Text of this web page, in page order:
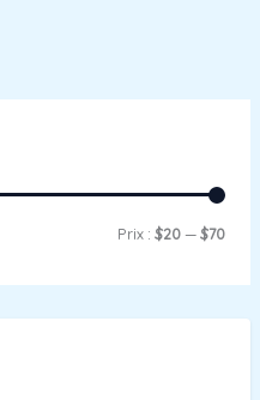
Prix :$20 —$70